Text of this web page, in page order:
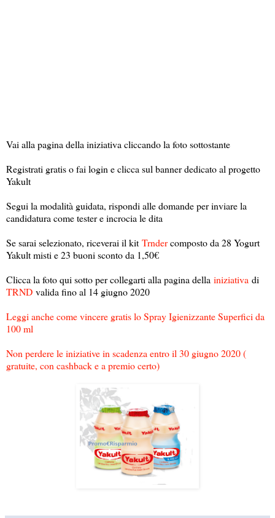
Vai alla pagina della iniziativa cliccando la foto sottostante
Registrati gratis o fai login e clicca sul banner dedicato al progetto
Yakult
Segui la modalità guidata, rispondi alle domande per inviare la
candidatura come tester e incrocia le dita
Se sarai selezionato, riceverai il kit Trndercomposto da 28 Yogurt
Yakult misti e 23 buoni sconto da 1,50€
Clicca la foto qui sotto per collegarti alla pagina della iniziativa di
TRND valida fino al 14 giugno 2020
Leggi anche come vincere gratis lo Spray Igienizzante Superfici da
100 ml
Non perdere le iniziative in scadenza entro il 30 giugno 2020 (
gratuite, con cashback e a premio certo)